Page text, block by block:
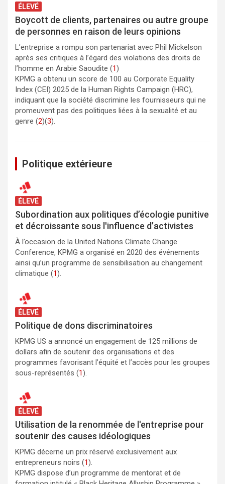
ÉLEVÉ
Boycott de clients, partenaires ou autre groupe
de personnes en raison de leurs opinions
L’entreprise a rompu son partenariat avec Phil Mickelson
après ses critiques à l’égard des violations des droits de
l’homme en Arabie Saoudite (1)
KPMG a obtenu un score de 100 au Corporate Equality
Index (CEI) 2025 de la Human Rights Campaign (HRC),
indiquant que la société discrimine les fournisseurs qui ne
promeuvent pas des politiques liées à la sexualité et au
genre (2)(3).
Politique extérieure
ÉLEVÉ
Subordination aux politiques d’écologie punitive
et décroissante sous l'influence d’activistes
À l’occasion de la United Nations Climate Change
Conference, KPMG a organisé en 2020 des événements
ainsi qu’un programme de sensibilisation au changement
climatique (1).
ÉLEVÉ
Politique de dons discriminatoires
KPMG US a annoncé un engagement de 125 millions de
dollars afin de soutenir des organisations et des
programmes favorisant l’équité et l’accès pour les groupes
sous-représentés (1).
ÉLEVÉ
Utilisation de la renommée de l'entreprise pour
soutenir des causes idéologiques
KPMG décerne un prix réservé exclusivement aux
entrepreneurs noirs (1).
KPMG dispose d’un programme de mentorat et de